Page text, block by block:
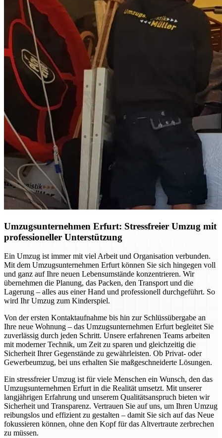
Umzugsunternehmen Erfurt: Stressfreier Umzug mit
professioneller Unterstützung
Ein Umzug ist immer mit viel Arbeit und Organisation verbunden.
Mit dem Umzugsunternehmen Erfurt können Sie sich hingegen voll
und ganz auf Ihre neuen Lebensumstände konzentrieren. Wir
übernehmen die Planung, das Packen, den Transport und die
Lagerung – alles aus einer Hand und professionell durchgeführt. So
wird Ihr Umzug zum Kinderspiel.
Von der ersten Kontaktaufnahme bis hin zur Schlüssübergabe an
Ihre neue Wohnung – das Umzugsunternehmen Erfurt begleitet Sie
zuverlässig durch jeden Schritt. Unsere erfahrenen Teams arbeiten
mit moderner Technik, um Zeit zu sparen und gleichzeitig die
Sicherheit Ihrer Gegenstände zu gewährleisten. Ob Privat- oder
Gewerbeumzug, bei uns erhalten Sie maßgeschneiderte Lösungen.
Ein stressfreier Umzug ist für viele Menschen ein Wunsch, den das
Umzugsunternehmen Erfurt in die Realität umsetzt. Mit unserer
langjährigen Erfahrung und unserem Qualitätsanspruch bieten wir
Sicherheit und Transparenz. Vertrauen Sie auf uns, um Ihren Umzug
reibungslos und effizient zu gestalten – damit Sie sich auf das Neue
fokussieren können, ohne den Kopf für das Altvertraute zerbrechen
zu müssen.